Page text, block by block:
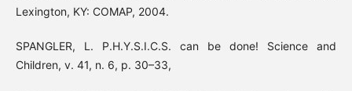
Lexington, KY: COMAP, 2004.
SPANGLER, L. P.H.Y.S.I.C.S. can be done! Science and
Children, v. 41, n. 6, p. 30–33,